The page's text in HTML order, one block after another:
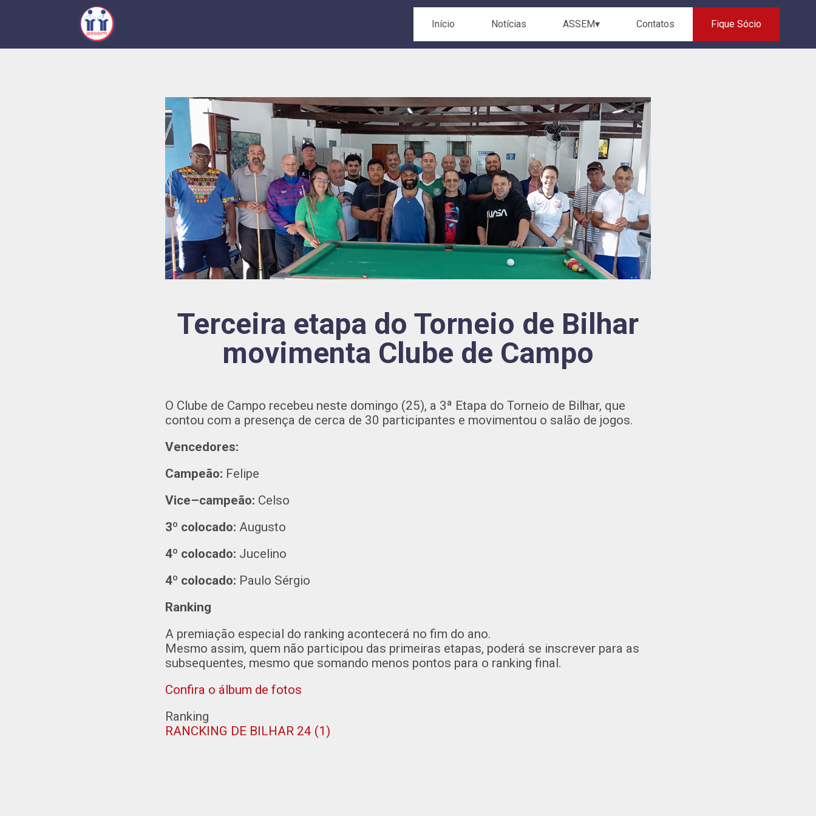
Início Notícias ASSEM▾ Contatos Fique Sócio
Terceira etapa do Torneio de Bilhar
movimenta Clube de Campo
O Clube de Campo recebeu neste domingo (25), a 3ª Etapa do Torneio de Bilhar, que
contou com a presença de cerca de 30 participantes e movimentou o salão de jogos.
Vencedores:
Campeão: Felipe
Vice–campeão: Celso
3º colocado: Augusto
4º colocado: Jucelino
4º colocado: Paulo Sérgio
Ranking
A premiação especial do ranking acontecerá no fim do ano.
Mesmo assim, quem não participou das primeiras etapas, poderá se inscrever para as
subsequentes, mesmo que somando menos pontos para o ranking final.
Confira o álbum de fotos
Ranking
RANCKING DE BILHAR 24 (1)